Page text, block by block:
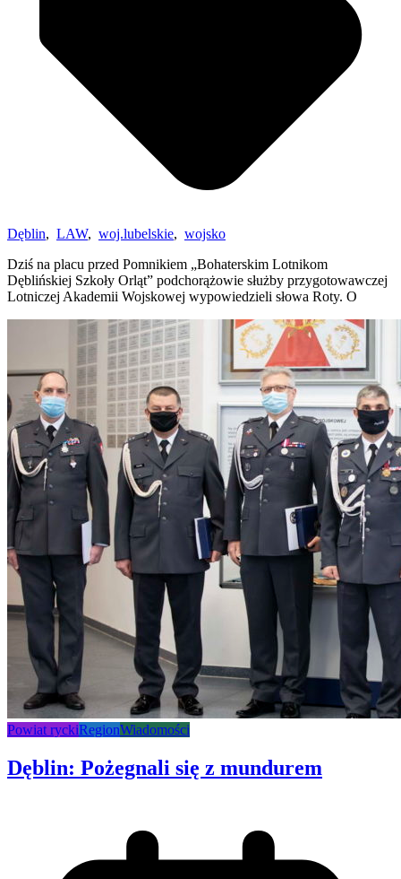
Dęblin, LAW, woj.lubelskie, wojsko
Dziś na placu przed Pomnikiem „Bohaterskim Lotnikom
Dęblińskiej Szkoły Orląt” podchorążowie służby przygotowawczej
Lotniczej Akademii Wojskowej wypowiedzieli słowa Roty. O
Powiat ryckiRegionWiadomości
Dęblin: Pożegnali się z mundurem